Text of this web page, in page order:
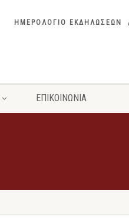
ΗΜΕΡΟΛΟΓΙΟ ΕΚΔΗΛΩΣΕΩΝ
ΕΠΙΚΟΙΝΩΝΙΑ